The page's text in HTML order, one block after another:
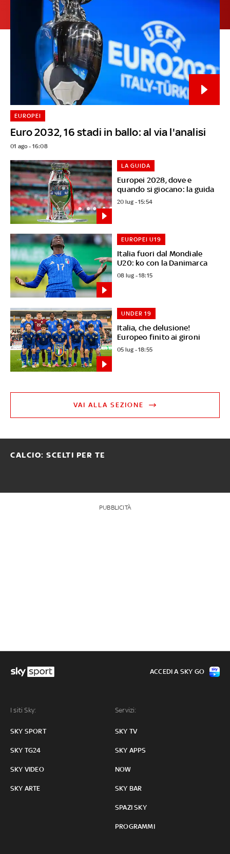
Euro 2032, 16 stadi in ballo: al via l'analisi
EUROPEI
01 ago - 16:08
Europei 2028, dove e
quando si giocano: la guida
LA GUIDA
20 lug - 15:54
Italia fuori dal Mondiale
U20: ko con la Danimarca
EUROPEI U19
08 lug - 18:15
Italia, che delusione!
Europeo finito ai gironi
UNDER 19
05 lug - 18:55
VAI ALLA SEZIONE
CALCIO: SCELTI PER TE
PUBBLICITÀ
I siti Sky:
SKY SPORT
SKY TG24
SKY VIDEO
SKY ARTE
Servizi:
SKY TV
SKY APPS
NOW
SKY BAR
SPAZI SKY
PROGRAMMI
ACCEDI A SKY GO